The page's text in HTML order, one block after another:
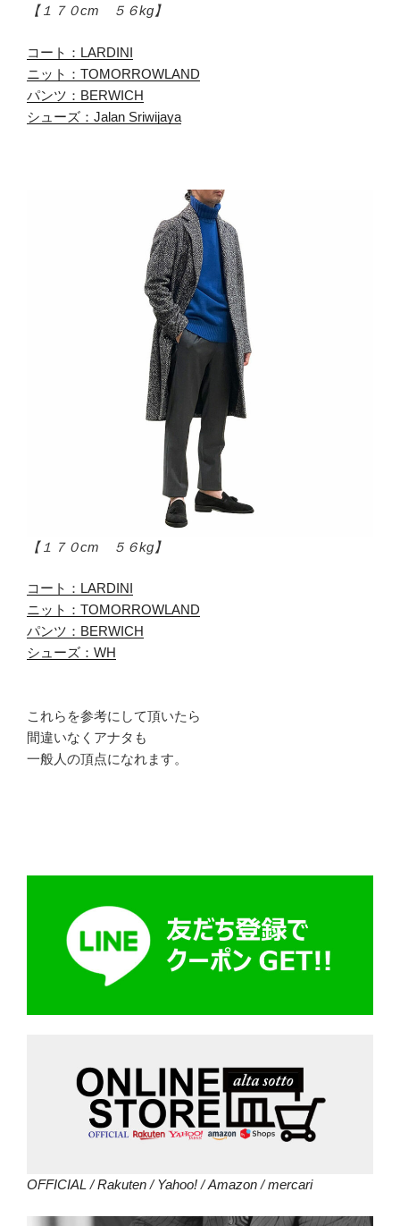
【１７０cm ５６kg】
コート：LARDINI
ニット：TOMORROWLAND
パンツ：BERWICH
シューズ：Jalan Sriwijaya
【１７０cm ５６kg】
コート：LARDINI
ニット：TOMORROWLAND
パンツ：BERWICH
シューズ：WH
これらを参考にして頂いたら
間違いなくアナタも
一般人の頂点になれます。
OFFICIAL /Rakuten/Yahoo!/Amazon/mercari